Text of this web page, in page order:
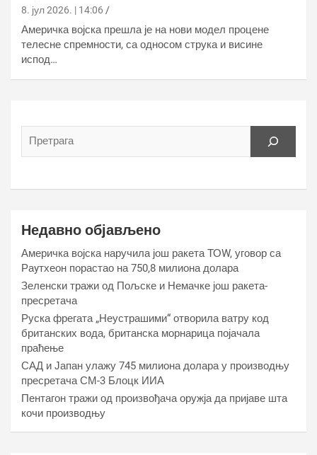
8. јул 2026. | 14:06
Америчка војска прешла је на нови модел процене
телесне спремности, са односом струка и висине
испод…
Недавно објављено
Америчка војска наручила још ракета ТОW, уговор са
Раyтхеон порастао на 750,8 милиона долара
Зеленски тражи од Пољске и Немачке још ракета-
пресретача
Руска фрегата „Неустрашими“ отворила ватру код
британских вода, британска морнарица појачала
праћење
САД и Јапан улажу 745 милиона долара у производњу
пресретача СМ-3 Блоцк ИИА
Пентагон тражи од произвођача оружја да пријаве шта
кочи производњу